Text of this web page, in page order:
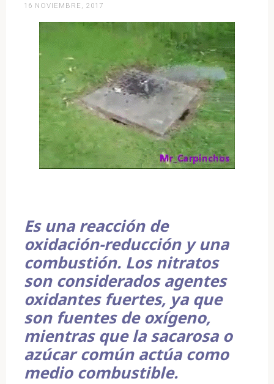
16 NOVIEMBRE, 2017
Es una reacción de
oxidación-reducción y una
combustión. Los nitratos
son considerados agentes
oxidantes fuertes, ya que
son fuentes de oxígeno,
mientras que la sacarosa o
azúcar común actúa como
medio combustible.